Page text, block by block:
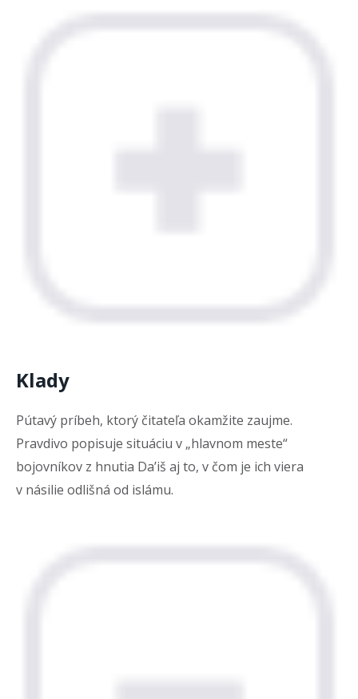
Klady
Pútavý príbeh, ktorý čitateľa okamžite zaujme.
Pravdivo popisuje situáciu v „hlavnom meste“
bojovníkov z hnutia Da’iš aj to, v čom je ich viera
v násilie odlišná od islámu.